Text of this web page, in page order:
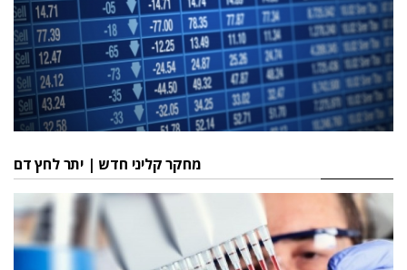
מחקר קליני חדש | יתר לחץ דם